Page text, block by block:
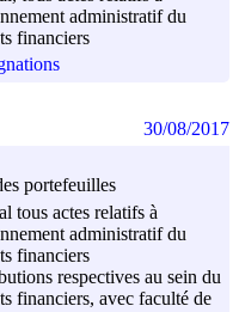
administratif du
financiers
portefeuilles
tous actes relatifs à
administratif du
financiers
respectives au sein du
financiers, avec faculté de
30/08/2017